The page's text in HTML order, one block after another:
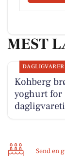
MEST
DAGLIGVARER
Kohberg
yoghurt for
Send en